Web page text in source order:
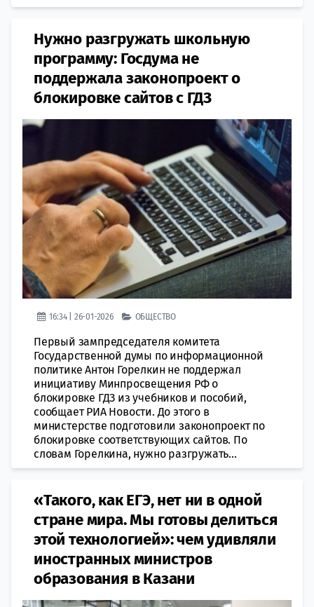
Нужно разгружать школьную
программу: Госдума не
поддержала законопроект о
блокировке сайтов с ГДЗ
16:34 | 26-01-2026 ОБЩЕСТВО
Первый зампредседателя комитета
Государственной думы по информационной
политике Антон Горелкин не поддержал
инициативу Минпросвещения РФ о
блокировке ГДЗ из учебников и пособий,
сообщает РИА Новости. До этого в
министерстве подготовили законопроект по
блокировке соответствующих сайтов. По
словам Горелкина, нужно разгружать...
«Такого, как ЕГЭ, нет ни в одной
стране мира. Мы готовы делиться
этой технологией»: чем удивляли
иностранных министров
образования в Казани